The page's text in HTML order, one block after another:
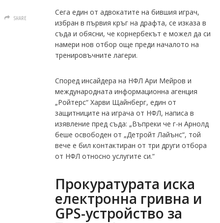
Сега един от адвокатите на бившия играч,
избран в първия кръг на драфта, се изказа в
съда и обясни, че корнербекът е можел да си
намери нов отбор още преди началото на
тренировъчните лагери.
Според инсайдера на НФЛ Ари Мейров и
международната информационна агенция
„Ройтерс“ Харви Щайнберг, един от
защитниците на играча от НФЛ, написа в
изявление пред съда: „Въпреки че г-н Арнолд
беше освободен от „Детройт Лайънс“, той
вече е бил контактиран от три други отбора
от НФЛ относно услугите си.“
Прокуратурата иска
електронна гривна и
GPS-устройство за
SHARE